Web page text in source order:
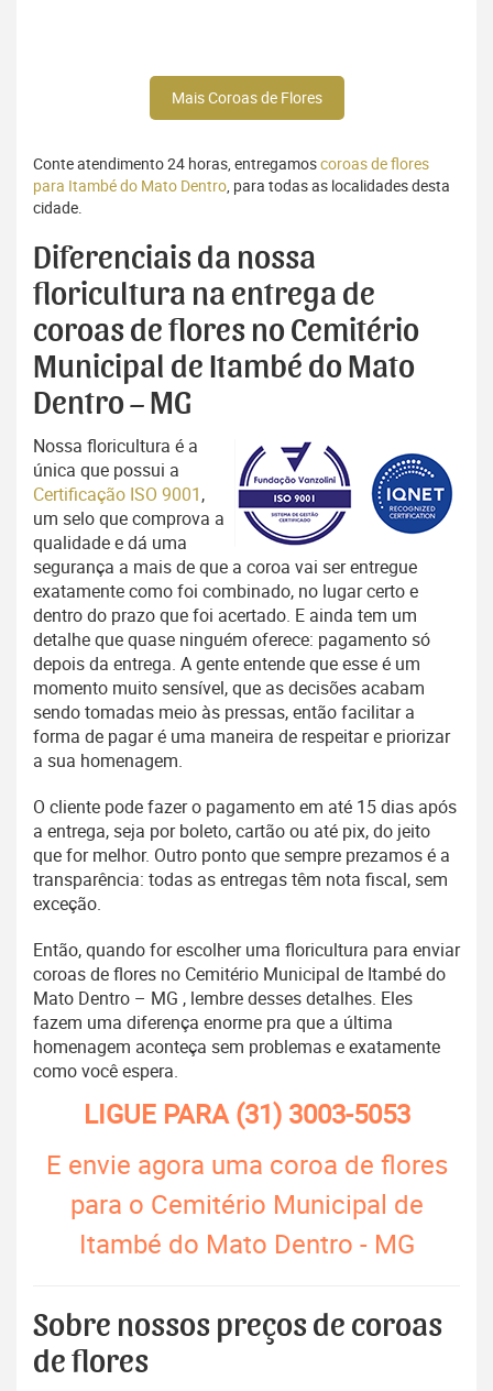
Mais Coroas de Flores
Conte atendimento 24 horas, entregamoscoroas de flores
para Itambé do Mato Dentro, para todas as localidades desta
cidade.
Diferenciais da nossa
floricultura na entrega de
coroas de flores no Cemitério
Municipal de Itambé do Mato
Dentro – MG
Nossa floricultura é a
única que possui a
Certificação ISO 9001,
um selo que comprova a
qualidade e dá uma
segurança a mais de que a coroa vai ser entregue
exatamente como foi combinado, no lugar certo e
dentro do prazo que foi acertado. E ainda tem um
detalhe que quase ninguém oferece: pagamento só
depois da entrega. A gente entende que esse é um
momento muito sensível, que as decisões acabam
sendo tomadas meio às pressas, então facilitar a
forma de pagar é uma maneira de respeitar e priorizar
a sua homenagem.
O cliente pode fazer o pagamento em até 15 dias após
a entrega, seja por boleto, cartão ou até pix, do jeito
que for melhor. Outro ponto que sempre prezamos é a
transparência: todas as entregas têm nota fiscal, sem
exceção.
Então, quando for escolher uma floricultura para enviar
coroas de flores no Cemitério Municipal de Itambé do
Mato Dentro – MG , lembre desses detalhes. Eles
fazem uma diferença enorme pra que a última
homenagem aconteça sem problemas e exatamente
como você espera.
LIGUE PARA(31) 3003-5053
E envie agora uma coroa de flores
para o Cemitério Municipal de
Itambé do Mato Dentro - MG
Sobre nossos preços de coroas
de flores